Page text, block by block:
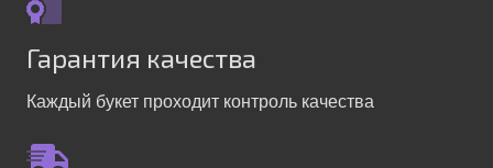
Гарантия качества
Каждый букет проходит контроль качества